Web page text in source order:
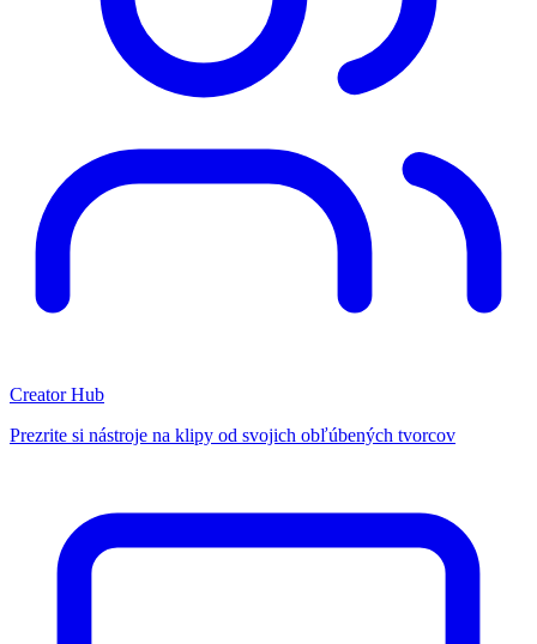
Creator Hub
Prezrite si nástroje na klipy od svojich obľúbených tvorcov